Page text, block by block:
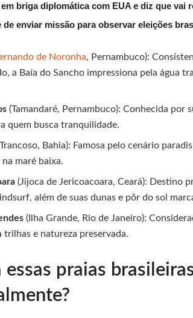
briga diplomática com EUA e diz que vai
enviar missão para observar eleições
de Noronha, Pernambuco):
a Baía do Sancho impressiona pela água
(Tamandaré, Pernambuco): Conhecida por
quem busca tranquilidade.
Bahia): Famosa pelo cenário
maré baixa.
(Jijoca de Jericoacoara, Ceará): Destino
além de suas dunas e pôr do sol
(Ilha Grande, Rio de Janeiro):
trilhas e natureza preservada.
praias